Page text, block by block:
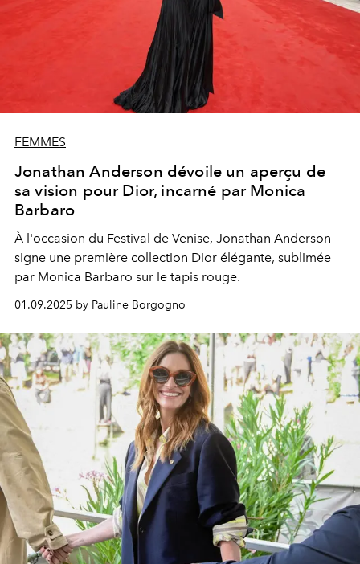
FEMMES
Jonathan Anderson dévoile un aperçu de
sa vision pour Dior, incarné par Monica
Barbaro
À l'occasion du Festival de Venise, Jonathan Anderson
signe une première collection Dior élégante, sublimée
par Monica Barbaro sur le tapis rouge.
01.09.2025 by Pauline Borgogno